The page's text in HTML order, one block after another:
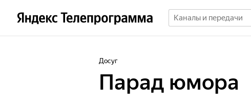
Досуг
Парад юмора